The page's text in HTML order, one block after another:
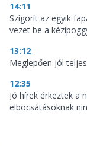
14:11
Szigorít az egyik
vezet be a
13:12
Meglepően jól
12:35
Jó hírek érkeztek a
elbocsátásoknak